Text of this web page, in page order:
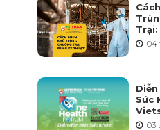
Tần
Ý
04
Sức
03